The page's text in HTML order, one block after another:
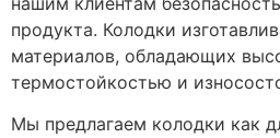
продукта. Колодки
материалов, обладающих
термостойкостью и
Мы предлагаем колодки как